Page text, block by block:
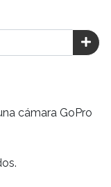
cámara GoPro